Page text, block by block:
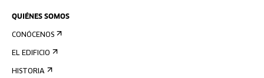
QUIÉNES SOMOS
CONÓCENOS
EL EDIFICIO
HISTORIA